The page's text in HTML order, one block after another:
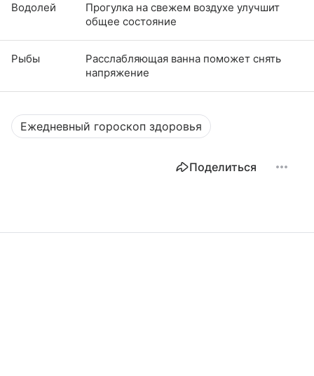
Водолей
Прогулка на свежем воздухе улучшит
общее состояние
Рыбы
Расслабляющая ванна поможет снять
напряжение
Ежедневный гороскоп здоровья
Поделиться